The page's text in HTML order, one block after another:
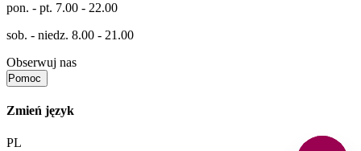
pon. - pt. 7.00 - 22.00
sob. - niedz. 8.00 - 21.00
Obserwuj nas
Pomoc
Zmień język
PL